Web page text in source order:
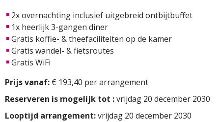
2x overnachting inclusief uitgebreid ontbijtbuffet
1x heerlijk 3-gangen diner
Gratis koffie- & theefaciliteiten op de kamer
Gratis wandel- & fietsroutes
Gratis WiFi
Prijs vanaf: € 193,40 per arrangement
Reserveren is mogelijk tot :vrijdag 20 december 2030
Looptijd arrangement:vrijdag 20 december 2030